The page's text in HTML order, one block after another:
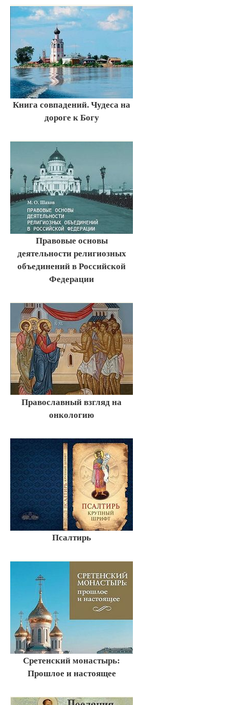
Книга совпадений. Чудеса на
дороге к Богу
Правовые основы
деятельности религиозных
объединений в Российской
Федерации
Православный взгляд на
онкологию
Псалтирь
Сретенский монастырь:
Прошлое и настоящее